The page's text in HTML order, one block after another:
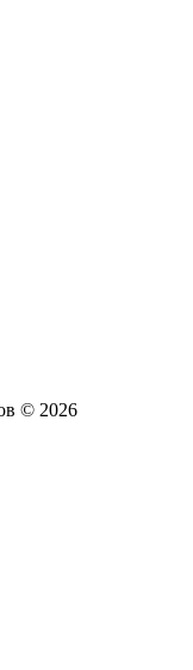
© 2026